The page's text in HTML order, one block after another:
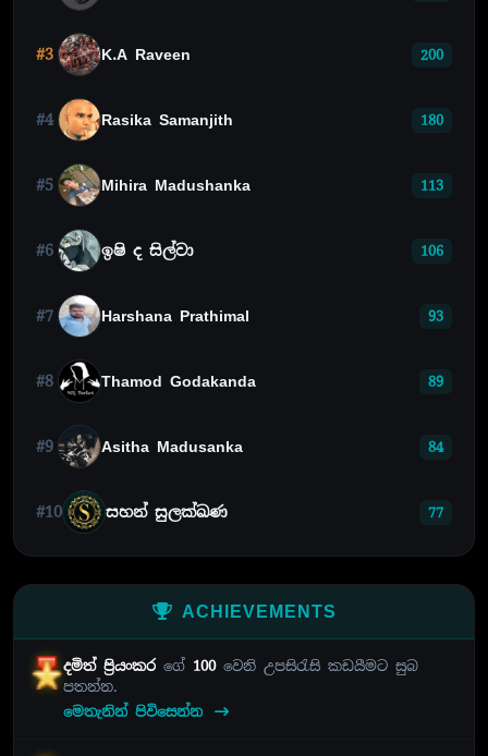
#3 K.A Raveen 200
#4 Rasika Samanjith 180
#5 Mihira Madushanka 113
#6 ඉෂි ද සිල්වා 106
#7 Harshana Prathimal 93
#8 Thamod Godakanda 89
#9 Asitha Madusanka 84
#10 සහන් සුලක්ඛණ 77
ACHIEVEMENTS
දමිත් ප්‍රියංකරගේ 100වෙනි උපසිරැසි කඩයීමට සුබ
පතන්න.
මෙතැනින් පිවිසෙන්න